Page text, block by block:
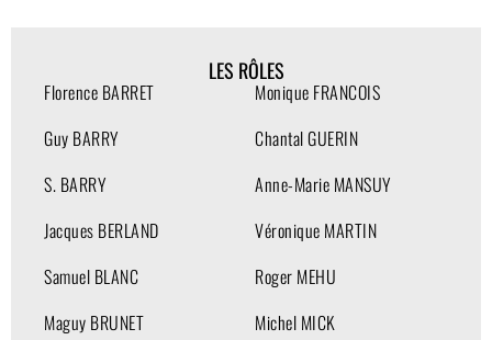
LES RÔLES
Florence BARRET
Guy BARRY
S. BARRY
Jacques BERLAND
Samuel BLANC
Maguy BRUNET
Monique FRANCOIS
Chantal GUERIN
Anne-Marie MANSUY
Véronique MARTIN
Roger MEHU
Michel MICK